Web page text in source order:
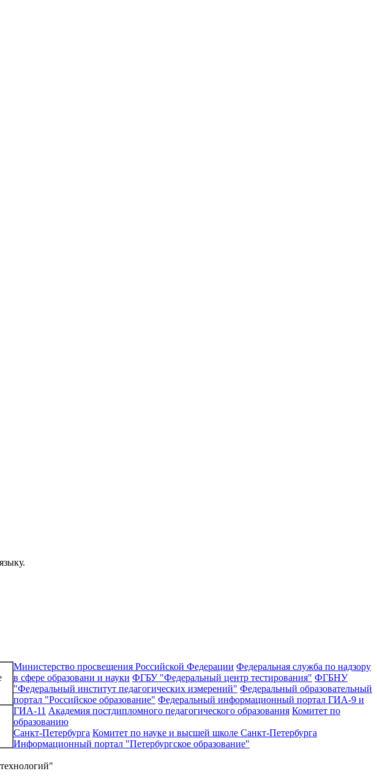
Министерство просвещения Российской Федерации Федеральная служба по надзору
в сфере образовани и науки ФГБУ "Федеральный центр тестирования" ФГБНУ
"Федеральный институт педагогических измерений" Федеральный образовательный
портал "Российское образование" Федеральный информационный портал ГИА-9 и
ГИА-11 Академия постдипломного педагогического образования Комитет по
образованию
Санкт-Петербурга Комитет по науке и высшей школе Санкт-Петербурга
Информационный портал "Петербургское образование"